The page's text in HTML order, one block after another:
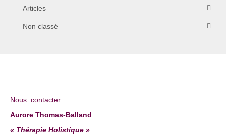
Articles
Non classé
Nous contacter :
Aurore Thomas-Balland
« Thérapie Holistique »